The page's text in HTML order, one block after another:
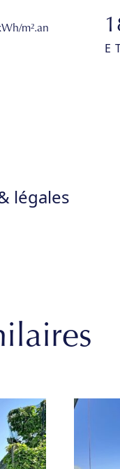
m².an
E
légales